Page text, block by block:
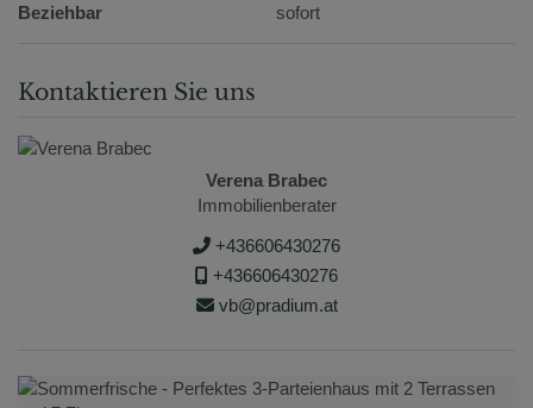
Beziehbar
sofort
Kontaktieren Sie uns
Verena Brabec
Immobilienberater
+436606430276
+436606430276
vb@pradium.at